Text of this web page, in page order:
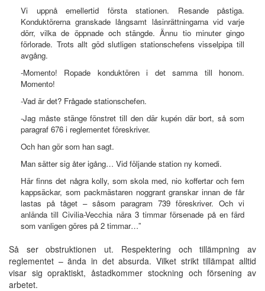
Vi uppnå emellertid första stationen. Resande påstiga.
Konduktörerna granskade långsamt låsinrättningarna vid varje
dörr, vilka de öppnade och stängde. Ännu tio minuter gingo
förlorade. Trots allt göd slutligen stationschefens visselpipa till
avgång.
-Momento! Ropade konduktören i det samma till honom.
Momento!
-Vad är det? Frågade stationschefen.
-Jag måste stänge fönstret till den där kupén där bort, så som
paragraf 676 i reglementet föreskriver.
Och han gör som han sagt.
Man sätter sig åter igång… Vid följande station ny komedi.
Här finns det några kolly, som skola med, nio koffertar och fem
kappsäckar, som packmästaren noggrant granskar innan de får
lastas på tåget – såsom paragram 739 föreskriver. Och vi
anlända till Civilia-Vecchia nära 3 timmar försenade på en färd
som vanligen göres på 2 timmar…”
Så ser obstruktionen ut. Respektering och tillämpning av
reglementet – ända in det absurda. Vilket strikt tillämpat alltid
visar sig opraktiskt, åstadkommer stockning och försening av
arbetet.